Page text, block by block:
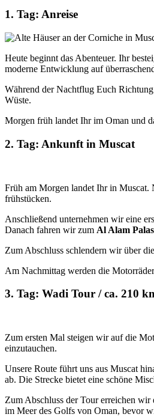
1. Tag: Anreise
Heute beginnt das Abenteuer. Ihr
moderne Entwicklung auf
Während der Nachtflug Euch
Wüste.
Morgen früh landet Ihr im Oman und
2. Tag: Ankunft in Muscat
Früh am Morgen landet Ihr in Muscat.
frühstücken.
Anschließend unternehmen wir eine
Danach fahren wir zum Al Alam
Zum Abschluss schlendern wir über die
Am Nachmittag werden die
3. Tag: Wadi Tour / ca. 210
Zum ersten Mal steigen wir auf die
einzutauchen.
Unsere Route führt uns aus Muscat
ab. Die Strecke bietet eine schöne
Zum Abschluss der Tour erreichen wir
im Meer des Golfs von Oman, bevor